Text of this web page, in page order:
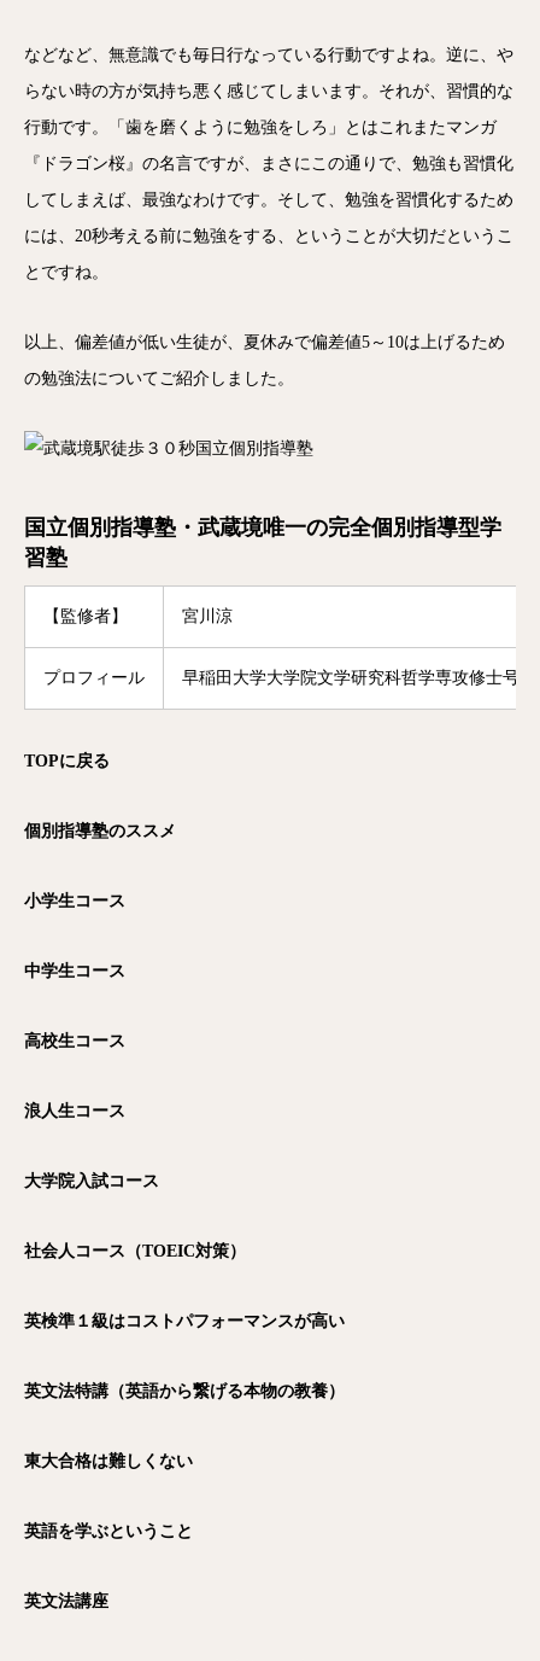
などなど、無意識でも毎日行なっている行動ですよね。逆に、や
らない時の方が気持ち悪く感じてしまいます。それが、習慣的な
行動です。「歯を磨くように勉強をしろ」とはこれまたマンガ
『ドラゴン桜』の名言ですが、まさにこの通りで、勉強も習慣化
してしまえば、最強なわけです。そして、勉強を習慣化するため
には、20秒考える前に勉強をする、ということが大切だというこ
とですね。
以上、偏差値が低い生徒が、夏休みで偏差値5～10は上げるため
の勉強法についてご紹介しました。
国立個別指導塾・武蔵境唯一の完全個別指導型学
習塾
【監修者】 宮川涼
プロフィール 早稲田大学大学院文学研究科哲学専攻修士号
TOPに戻る
個別指導塾のススメ
小学生コース
中学生コース
高校生コース
浪人生コース
大学院入試コース
社会人コース（TOEIC対策）
英検準１級はコストパフォーマンスが高い
英文法特講（英語から繋げる本物の教養）
東大合格は難しくない
英語を学ぶということ
英文法講座